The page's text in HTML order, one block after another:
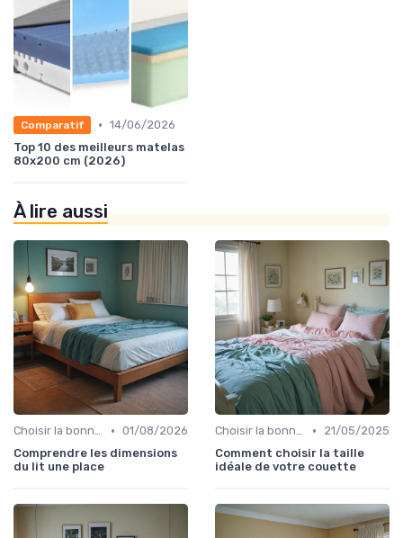
Comparatif • 14/06/2026
Top 10 des meilleurs matelas
80x200 cm (2026)
À lire aussi
Choisir la bonne taille • 01/08/2026
Comprendre les dimensions
du lit une place
Choisir la bonne taille •
21/05/2025
Comment choisir la taille
idéale de votre couette